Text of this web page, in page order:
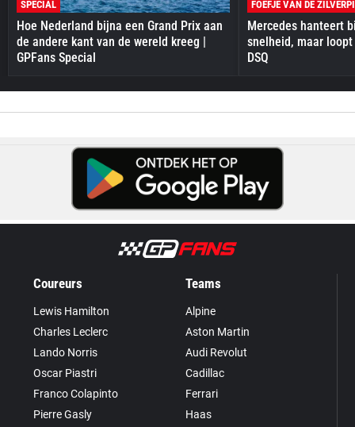
SPECIAL
Hoe Nederland bijna een Grand Prix aan
de andere kant van de wereld kreeg |
GPFans Special
FOEFJE VAN DE
Mercedes hanteert
snelheid, maar
DSQ
Coureurs
Lewis Hamilton
Charles Leclerc
Lando Norris
Oscar Piastri
Franco Colapinto
Pierre Gasly
Teams
Alpine
Aston Martin
Audi Revolut
Cadillac
Ferrari
Haas